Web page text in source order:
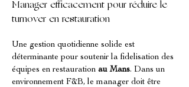
Manager efficacement pour réduire le
turnover en restauration
Une gestion quotidienne solide est
déterminante pour soutenir la fidelisation des
équipes en restauration au Mans. Dans un
environnement F&B, le manager doit être